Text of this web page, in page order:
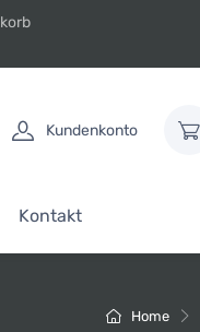
Kundenkonto
Kontakt
Home